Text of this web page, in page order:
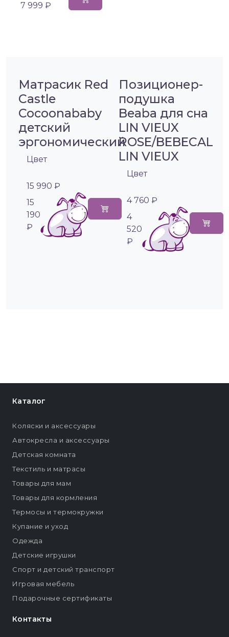
7 999 ₽
Матрасик Red
Castle
Cocoonababy
детский
эргономический
Цвет
15 990 ₽
15
190
₽
Позиционер-
подушка
Beaba для сна
LIN VIEUX
ROSE/BEBECAL
LIN VIEUX
Цвет
4 760 ₽
4
520
₽
Контакты
Каталог
Коляски и аксессуары
Автокресла и аксессуары
Детская комната
Текстиль и матрасы
Товары для мам
Товары для кормления
Термосы и термокружки
Купание и уход
Одежда
Детские игрушки
Спорт и детский транспорт
Игровая мебель
Подарочные сертификаты